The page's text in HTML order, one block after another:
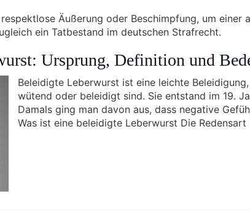
Äußerung oder Beschimpfung, um einer
ein Tatbestand im deutschen Strafrecht.
Ursprung, Definition und
Beleidigte Leberwurst ist eine leichte
wütend oder beleidigt sind. Sie entstand im 19.
Damals ging man davon aus, dass negative
Was ist eine beleidigte Leberwurst Die